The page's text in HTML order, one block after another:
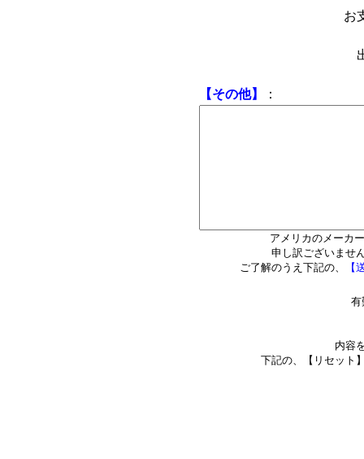
お
【その他】 ：
アメリカのメーカ
申し訳ございませ
ご了解のうえ下記の、
【
有
内容
下記の、【リセット